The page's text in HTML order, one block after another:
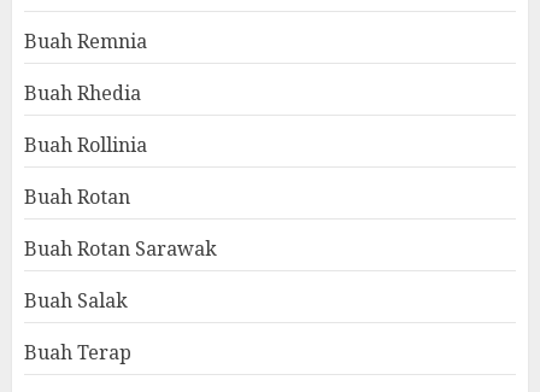
Buah Remnia
Buah Rhedia
Buah Rollinia
Buah Rotan
Buah Rotan Sarawak
Buah Salak
Buah Terap